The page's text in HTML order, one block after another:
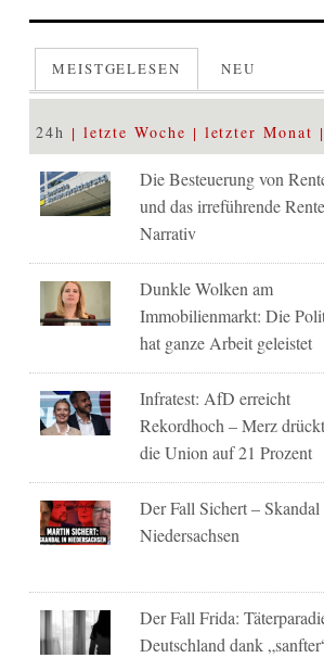
MEISTGELESEN NEU
24h letzte Woche letzter Monat
Die Besteuerung von
und das irreführende
Narrativ
Dunkle Wolken am
Immobilienmarkt: Die
hat ganze Arbeit geleistet
Infratest: AfD erreicht
Rekordhoch – Merz drückt
die Union auf 21 Prozent
Der Fall Sichert – Skandal
Niedersachsen
Der Fall Frida:
Deutschland dank